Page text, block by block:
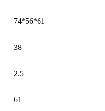
74*56*61
38
2.5
61